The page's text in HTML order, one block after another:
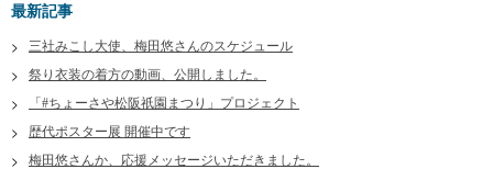
最新記事
三社みこし大使、梅田悠さんのスケジュール
祭り衣装の着方の動画、公開しました。
「#ちょーさや松阪祇園まつり」プロジェクト
歴代ポスター展 開催中です
梅田悠さんか、応援メッセージいただきました。